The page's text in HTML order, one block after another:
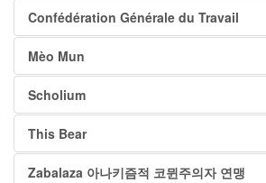
Confédération Générale du Travail
Mèo Mun
Scholium
This Bear
Zabalaza 아나키즘적 코뮌주의자 연맹